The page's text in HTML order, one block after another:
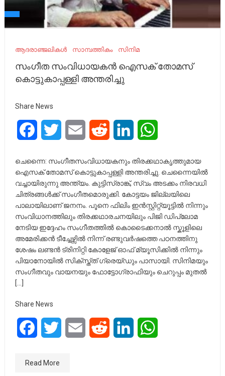
ആദരാഞ്ജലികൾ സാമ്പത്തികം സിനിമ
സംഗീത സംവിധായകന്‍ ഐസക് തോമസ്
കൊട്ടുകാപ്പള്ളി അന്തരിച്ചു
Share News
FacebookTwitter Email Reddit LinkedIn
ചെന്നൈ: സംഗീതസംവിധായകനും തിരക്കഥാകൃത്തുമായ
ഐസക് തോമസ് കൊട്ടുകാപ്പള്ളി അന്തരിച്ചു. ചെന്നൈയില്‍
വച്ചായിരുന്നു അന്ത്യം. കുട്ടിസ്രാങ്ക്, സ്വം അടക്കം നിരവധി
ചിത്രങ്ങള്‍ക്ക് സംഗീതമൊരുക്കി. കോട്ടയം ജില്ലയിലെ
പാലായിലാണ് ജനനം. പൂനെ ഫിലിം ഇൻസ്റ്റിറ്റ്യൂട്ടിൽ നിന്നും
സംവിധാനത്തിലും തിരക്കഥാരചനയിലും പിജി ഡിപ്ലോമ
നേടിയ ഇദ്ദേഹം സംഗീതത്തിൽ കൊടൈക്കനാല്‍ സ്കൂളിലെ
അമേരിക്കന്‍ ടീച്ചേഴ്സില്‍ നിന്ന് രണ്ടുവര്‍ഷത്തെ പഠനത്തിനു
ശേഷം ലണ്ടൻ ട്രിനിറ്റി കോളേജ് ഓഫ് മ്യൂസിക്കിൽ നിന്നും
പിയാനോയില്‍ സിക്സ്ത്ത് ഗ്രെയ്ഡും പാസായി. സിനിമയും
സംഗീതവും വായനയും ഫോട്ടോഗ്രാഫിയും ചെറുപ്പം മുതൽ
[…]
Share News
FacebookTwitter Email Reddit LinkedIn
Read More